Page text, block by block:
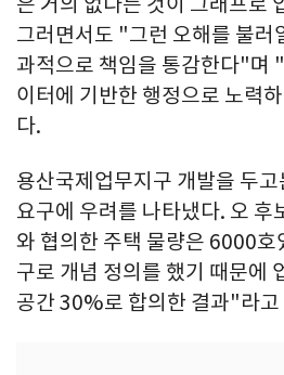
그러면서도 "그런 오해를 불러
과적으로 책임을 통감한다"며
이터에 기반한 행정으로 노력
다.
용산국제업무지구 개발을 두
요구에 우려를 나타냈다. 오
와 협의한 주택 물량은 6000
구로 개념 정의를 했기 때문에
공간 30%로 합의한 결과"라고